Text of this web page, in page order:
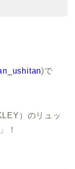
)で
）のリュッ
！